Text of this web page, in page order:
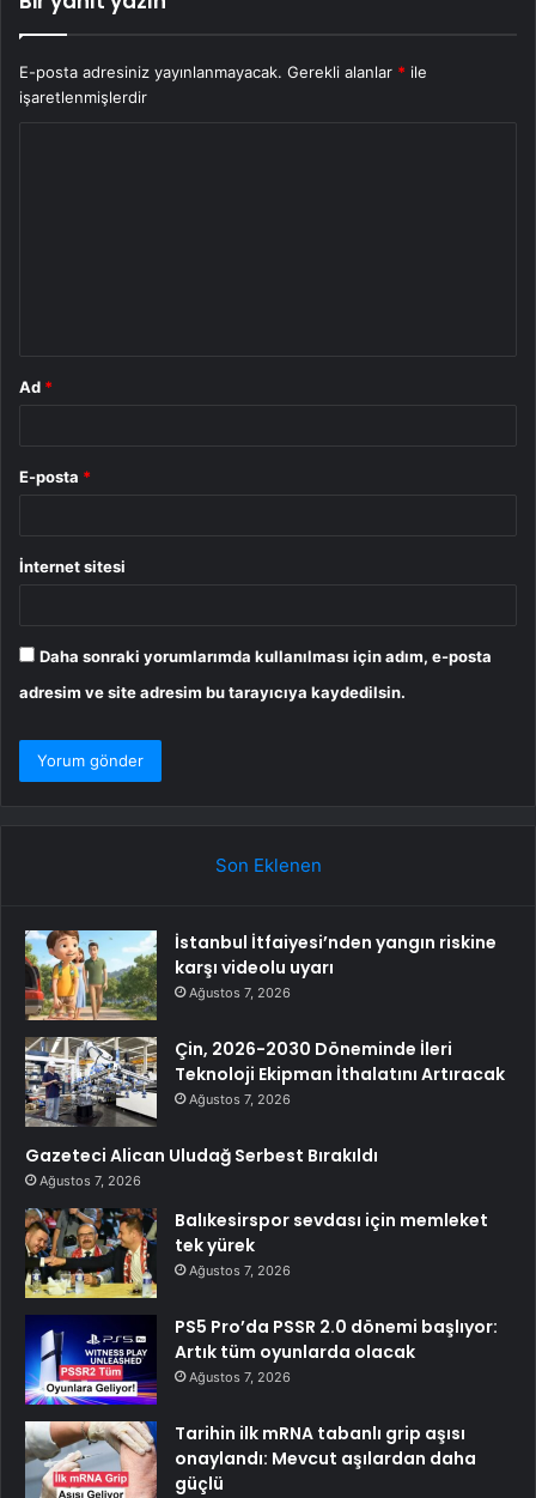
E-posta adresiniz yayınlanmayacak. Gerekli alanlar * ile
işaretlenmişlerdir
Ad *
E-posta *
İnternet sitesi
Daha sonraki yorumlarımda kullanılması için adım, e-posta
adresim ve site adresim bu tarayıcıya kaydedilsin.
Son Eklenen
İstanbul İtfaiyesi’nden yangın riskine
karşı videolu uyarı
Ağustos 7, 2026
Çin, 2026-2030 Döneminde İleri
Teknoloji Ekipman İthalatını Artıracak
Ağustos 7, 2026
Gazeteci Alican Uludağ Serbest Bırakıldı
Ağustos 7, 2026
Balıkesirspor sevdası için memleket
tek yürek
Ağustos 7, 2026
PS5 Pro’da PSSR 2.0 dönemi başlıyor:
Artık tüm oyunlarda olacak
Ağustos 7, 2026
Tarihin ilk mRNA tabanlı grip aşısı
onaylandı: Mevcut aşılardan daha
güçlü